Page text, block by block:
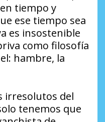
tiempo y
ese tiempo sea
es insostenible
como filosofía
hambre, la
irresolutos del
tenemos que